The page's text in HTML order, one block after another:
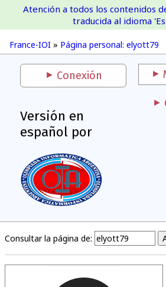
France-IOI » Página personal: elyott79
Atención a todos los contenidos
traducida al idioma
Conexión
Versión en
español por
Consultar la página de: